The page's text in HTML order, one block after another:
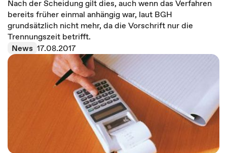
Nach der Scheidung gilt dies, auch wenn das Verfahren
bereits früher einmal anhängig war, laut BGH
grundsätzlich nicht mehr, da die Vorschrift nur die
Trennungszeit betrifft.
News 17.08.2017